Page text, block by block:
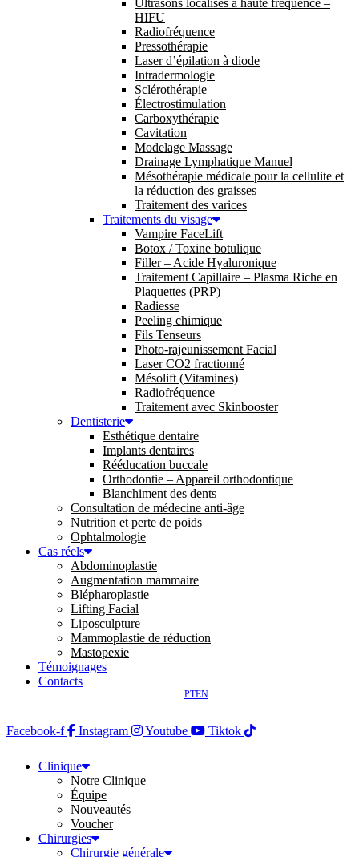
Ultrasons localisés à haute fréquence –
HIFU
Radiofréquence
Pressothérapie
Laser d’épilation à diode
Intradermologie
Sclérothérapie
Électrostimulation
Carboxythérapie
Cavitation
Modelage Massage
Drainage Lymphatique Manuel
Mésothérapie médicale pour la cellulite et
la réduction des graisses
Traitement des varices
Traitements du visage
Vampire FaceLift
Botox / Toxine botulique
Filler – Acide Hyaluronique
Traitement Capillaire – Plasma Riche en
Plaquettes (PRP)
Radiesse
Peeling chimique
Fils Tenseurs
Photo-rajeunissement Facial
Laser CO2 fractionné
Mésolift (Vitamines)
Radiofréquence
Traitement avec Skinbooster
Dentisterie
Esthétique dentaire
Implants dentaires
Rééducation buccale
Orthodontie – Appareil orthodontique
Blanchiment des dents
Consultation de médecine anti-âge
Nutrition et perte de poids
Ophtalmologie
Cas réels
Abdominoplastie
Augmentation mammaire
Blépharoplastie
Lifting Facial
Liposculpture
Mammoplastie de réduction
Mastopexie
Témoignages
Contacts
PTEN
Facebook-f Instagram Youtube Tiktok
Clinique
Notre Clinique
Équipe
Nouveautés
Voucher
Chirurgies
Chirurgie générale